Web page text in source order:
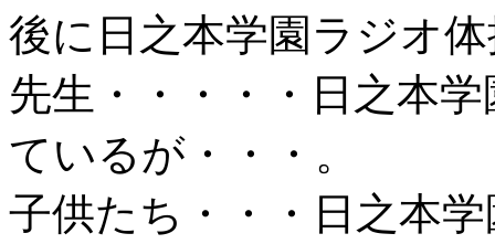
後に日之本学園ラジオ
先生・・・・・日之本
ているが・・・。
子供たち・・・日之本